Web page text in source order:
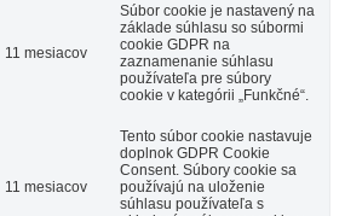
11 mesiacov
Súbor cookie je nastavený na
základe súhlasu so súbormi
cookie GDPR na
zaznamenanie súhlasu
používateľa pre súbory
cookie v kategórii „Funkčné“.
11 mesiacov
Tento súbor cookie nastavuje
doplnok GDPR Cookie
Consent. Súbory cookie sa
používajú na uloženie
súhlasu používateľa s